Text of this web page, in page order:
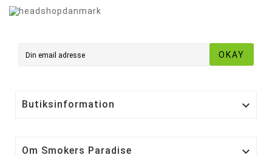
OKAY
Butiksinformation 
Om Smokers Paradise 